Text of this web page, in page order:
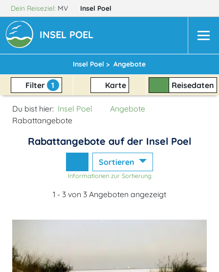
Dein Reiseziel: MV Insel Poel
INSEL POEL
Insel Poel > Angebote
Filter 1 Karte Reisedaten
Du bist hier: Insel Poel
Angebote
Rabattangebote
Rabattangebote auf der Insel Poel
Sortieren
Informationen zur Sortierung
1 - 3 von 3 Angeboten angezeigt